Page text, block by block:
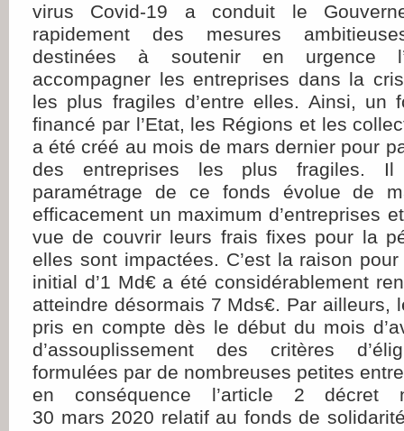
virus Covid-19 a conduit le
rapidement des mesures
destinées à soutenir en urgence
accompagner les entreprises dans la
les plus fragiles d’entre elles. Ainsi, un
financé par l’Etat, les Régions et les
a été créé au mois de mars dernier pour
des entreprises les plus fragiles.
paramétrage de ce fonds évolue de
efficacement un maximum d’entreprises
vue de couvrir leurs frais fixes pour la
elles sont impactées. C’est la raison
initial d’1 Md€ a été considérablement
atteindre désormais 7 Mds€. Par ailleurs,
pris en compte dès le début du mois
d’assouplissement des critères
formulées par de nombreuses petites
en conséquence l’article 2 décret
30 mars 2020 relatif au fonds de